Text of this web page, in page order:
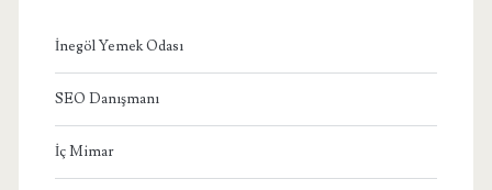
İnegöl Yemek Odası
SEO Danışmanı
İç Mimar